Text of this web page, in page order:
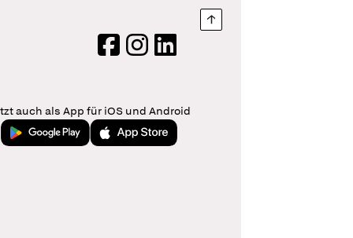
Nach oben springen
FacebookInstagram
LinkedIn
auch als App für iOS und Android
Jetzt bei Google PlayLaden im App Store